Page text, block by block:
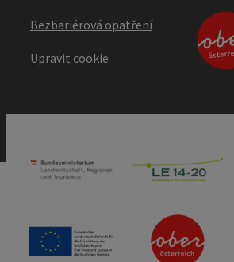
Bezbariérová opatření
Upravit cookie